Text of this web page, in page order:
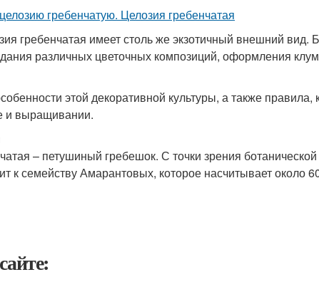
гребенчатая имеет столь же экзотичный внешний вид.
различных цветочных композиций, оформления
этой декоративной культуры, а также правила,
и выращивании.
– петушиный гребешок. С точки зрения ботанической
к семейству Амарантовых, которое насчитывает около